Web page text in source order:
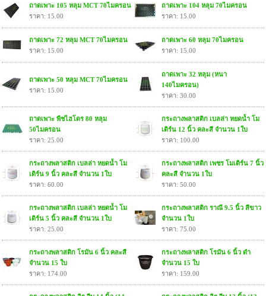
ถาดเพาะ 105 หลุม MCT 70ไมครอน
ราคา: 15.00
ถาดเพาะ 104 หลุม 70ไมครอน
ราคา: 15.00
ถาดเพาะ 72 หลุม MCT 70ไมครอน
ราคา: 15.00
ถาดเพาะ 60 หลุม 70ไมครอน
ราคา: 15.00
ถาดเพาะ 50 หลุม MCT 70ไมครอน
ราคา: 15.00
ถาดเพาะ 32 หลุม (หนา
140ไมครอน)
ราคา: 30.00
ถาดเพาะ พืชไฮโดร 80 หลุม
50ไมครอน
ราคา: 25.00
กระถางพลาสติก เบลล่า หยดน้ำ โม
เดิร์น 12 นิ้ว คละสี จำนวน 1ใบ
ราคา: 100.00
กระถางพลาสติก เบลล่า หยดน้ำ โม
เดิร์น 9 นิ้ว คละสี จำนวน 1ใบ
ราคา: 60.00
กระถางพลาสติก เพชร โมเดิร์น 7 นิ้ว
คละสี จำนวน 1ใบ
ราคา: 50.00
กระถางพลาสติก เบลล่า หยดน้ำ โม
เดิร์น 5 นิ้ว คละสี จำนวน 1ใบ
ราคา: 25.00
กระถางพลาสติก ราณี 9.5 นิ้ว สีขาว
จำนวน 1ใบ
ราคา: 75.00
กระถางพลาสติก โรมัน 6 นิ้ว คละสี
จำนวน 15 ใบ
ราคา: 174.00
กระถางพลาสติก โรมัน 6 นิ้ว ดำ
จำนวน 15 ใบ
ราคา: 159.00